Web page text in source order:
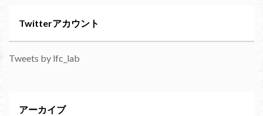
Twitterアカウント
Tweets by lfc_lab
アーカイブ